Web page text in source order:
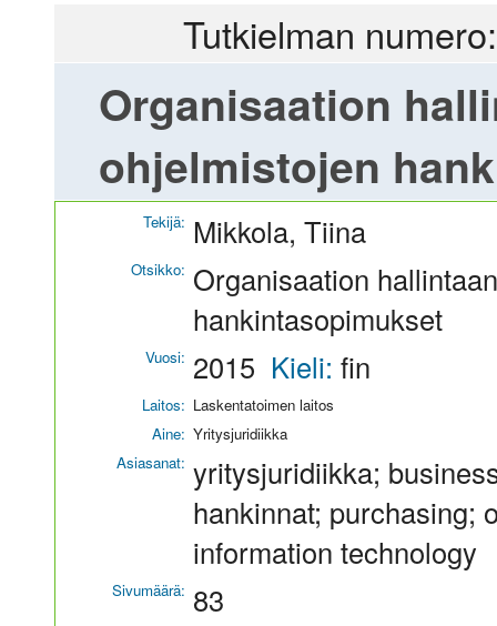
Tutkielman
Organisaation
ohjelmistojen
Tekijä: Mikkola, Tiina
Otsikko: Organisaation
hankintasopimukset
Vuosi: 2015 Kieli: fin
Laitos: Laskentatoimen laitos
Aine: Yritysjuridiikka
Asiasanat: yritysjuridiikka;
hankinnat; purchasing;
information technology
Sivumäärä: 83